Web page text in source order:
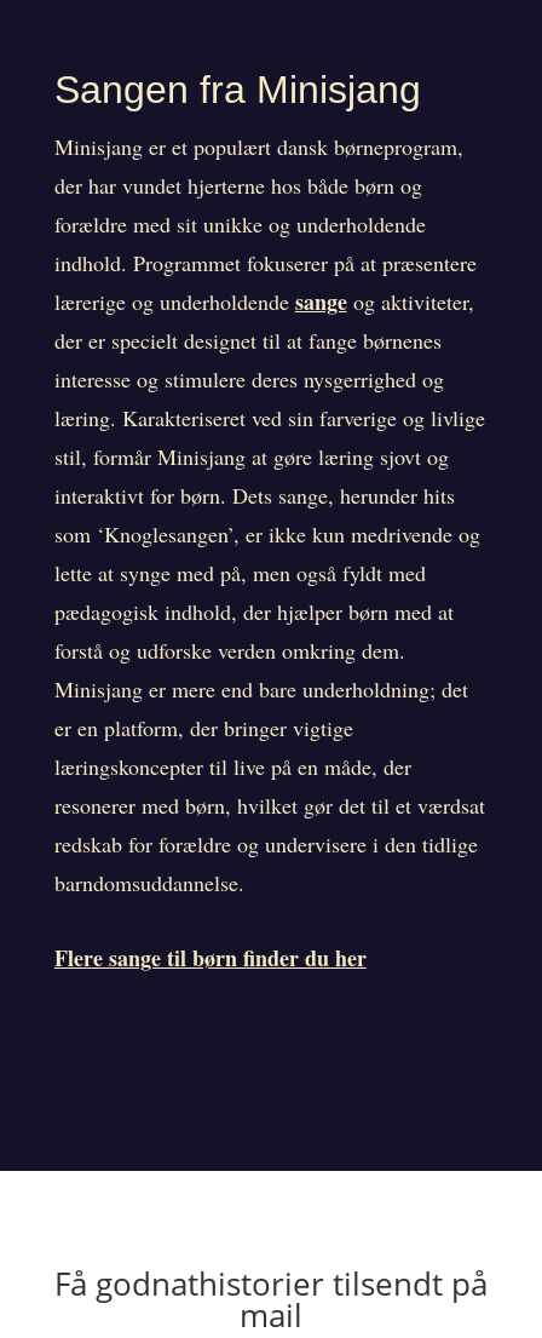
Sangen fra Minisjang
Minisjang er et populært dansk børneprogram,
der har vundet hjerterne hos både børn og
forældre med sit unikke og underholdende
indhold. Programmet fokuserer på at præsentere
lærerige og underholdende sangeog aktiviteter,
der er specielt designet til at fange børnenes
interesse og stimulere deres nysgerrighed og
læring. Karakteriseret ved sin farverige og livlige
stil, formår Minisjang at gøre læring sjovt og
interaktivt for børn. Dets sange, herunder hits
som ‘Knoglesangen’, er ikke kun medrivende og
lette at synge med på, men også fyldt med
pædagogisk indhold, der hjælper børn med at
forstå og udforske verden omkring dem.
Minisjang er mere end bare underholdning; det
er en platform, der bringer vigtige
læringskoncepter til live på en måde, der
resonerer med børn, hvilket gør det til et værdsat
redskab for forældre og undervisere i den tidlige
barndomsuddannelse.
Flere sange til børn finder du her
Få godnathistorier tilsendt på
mail